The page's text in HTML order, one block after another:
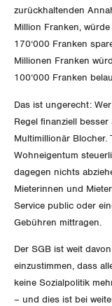
Queer-
Rentner:innen-
Bern
Freiburg
Genf
Jura
Luzern
Neuenburg
Nidwalden
AGENDA
Bücher/
zurückhaltenden
Million Franken,
170‘000 Franken
Millionen Franken
100‘000 Franken
Das ist ungerecht:
Regel finanziell
Multimillionär Blocher.
Wohneigentum
dagegen nichts
Mieterinnen und
Service public oder
Gebühren mittragen.
Der SGB ist weit
einzustimmen, dass
keine Sozialpolitik
– und dies ist bei